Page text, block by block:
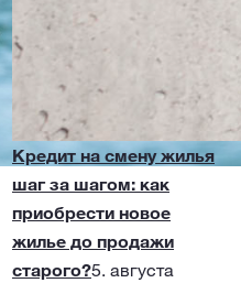
Кредит на смену жилья
шаг за шагом: как
приобрести новое
жилье до продажи
старого?5. августа